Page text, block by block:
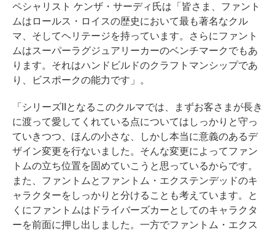
ペシャリスト ケンザ・サーディ氏は「皆さま、ファント
ムはロールス・ロイスの歴史において最も著名なクル
マ、そしてヘリテージを持っています。さらにファント
ムはスーパーラグジュアリーカーのベンチマークでもあ
ります。それはハンドビルドのクラフトマンシップであ
り、ビスポークの能力です」。
「シリーズIIとなるこのクルマでは、まずお客さまが長き
に渡って愛してくれている点についてはしっかりと守っ
ていきつつ、ほんの小さな、しかし本当に意義のあるデ
ザイン変更を行ないました。そんな変更によってファン
トムの立ち位置を固めていこうと思っているからです。
また、ファントムとファントム・エクステンデッドのキ
ャラクターをしっかりと分けることも考えています。と
くにファントムはドライバーズカーとしてのキャラクタ
ーを前面に押し出しました。一方でファントム・エクス